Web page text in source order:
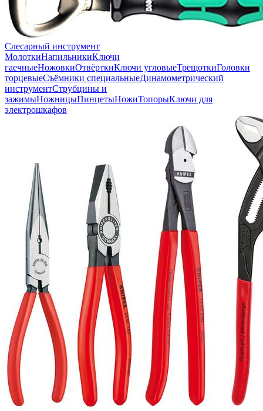
Слесарный инструмент
МолоткиНапильникиКлючи
гаечныеНожовкиОтвёрткиКлючи угловыеТрещоткиГоловки
торцевыеСъёмники специальныеДинамометрический
инструментСтрубцины и
зажимыНожницыПинцетыНожиТопорыКлючи для
электрошкафов